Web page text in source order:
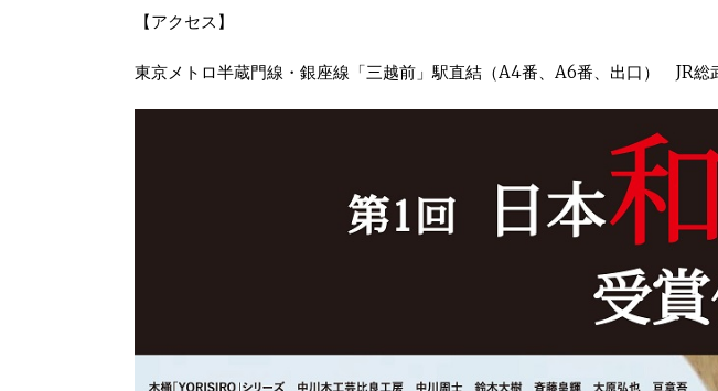
【アクセス】
東京メトロ半蔵門線・銀座線「三越前」駅直結（A4番、A6番、出口） JR総